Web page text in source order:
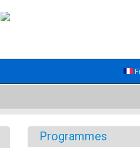
Programmes